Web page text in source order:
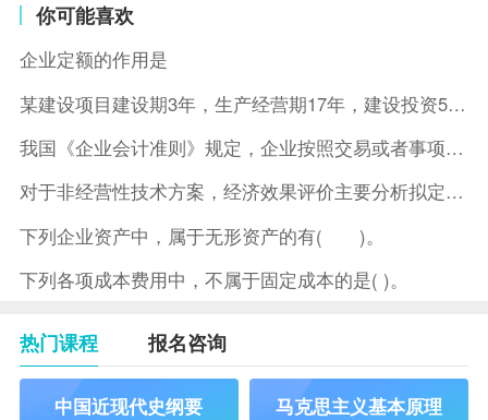
你可能喜欢
企业定额的作用是
某建设项目建设期3年，生产经营期17年，建设投资5500万元
我国《企业会计准则》规定，企业按照交易或者事项的经济特征确定
对于非经营性技术方案，经济效果评价主要分析拟定方案的( )。
下列企业资产中，属于无形资产的有( )。
下列各项成本费用中，不属于固定成本的是( )。
热门课程 报名咨询
中国近现代史纲要 马克思主义基本原理